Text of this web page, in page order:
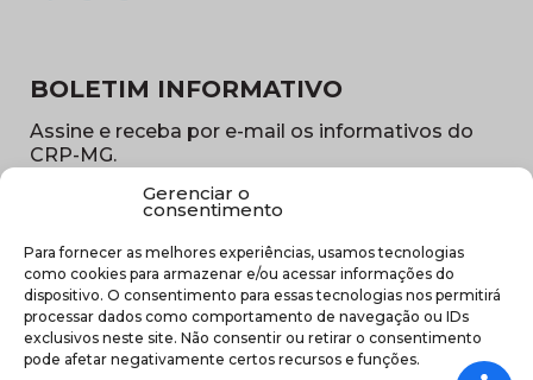
Gerenciar o
consentimento
Para fornecer as melhores experiências, usamos tecnologias
como cookies para armazenar e/ou acessar informações do
dispositivo. O consentimento para essas tecnologias nos permitirá
processar dados como comportamento de navegação ou IDs
exclusivos neste site. Não consentir ou retirar o consentimento
pode afetar negativamente certos recursos e funções.
BOLETIM INFORMATIVO
Assine e receba por e-mail os informativos do
CRP-MG.
E-
mail
(obrigatório)
Sub
região